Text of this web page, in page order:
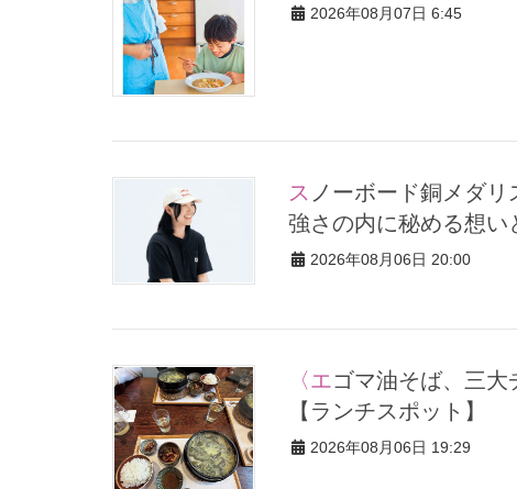
2026年08月07日 6:45
スノーボード銅メダリスト・小野光希さんの文武両道を体現する
強さの内に秘める想い
2026年08月06日 20:00
〈エゴマ油そば、三大チゲetc.〉名指しで行きたい！ソウル最旬
【ランチスポット】
2026年08月06日 19:29